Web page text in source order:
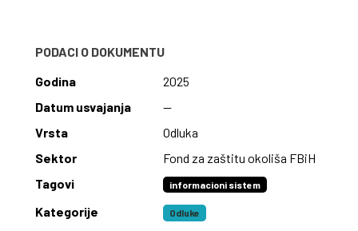
PODACI O DOKUMENTU
Godina
2025
Datum usvajanja
—
Vrsta
Odluka
Sektor
Fond za zaštitu okoliša FBiH
Tagovi
informacioni sistem
Kategorije Odluke